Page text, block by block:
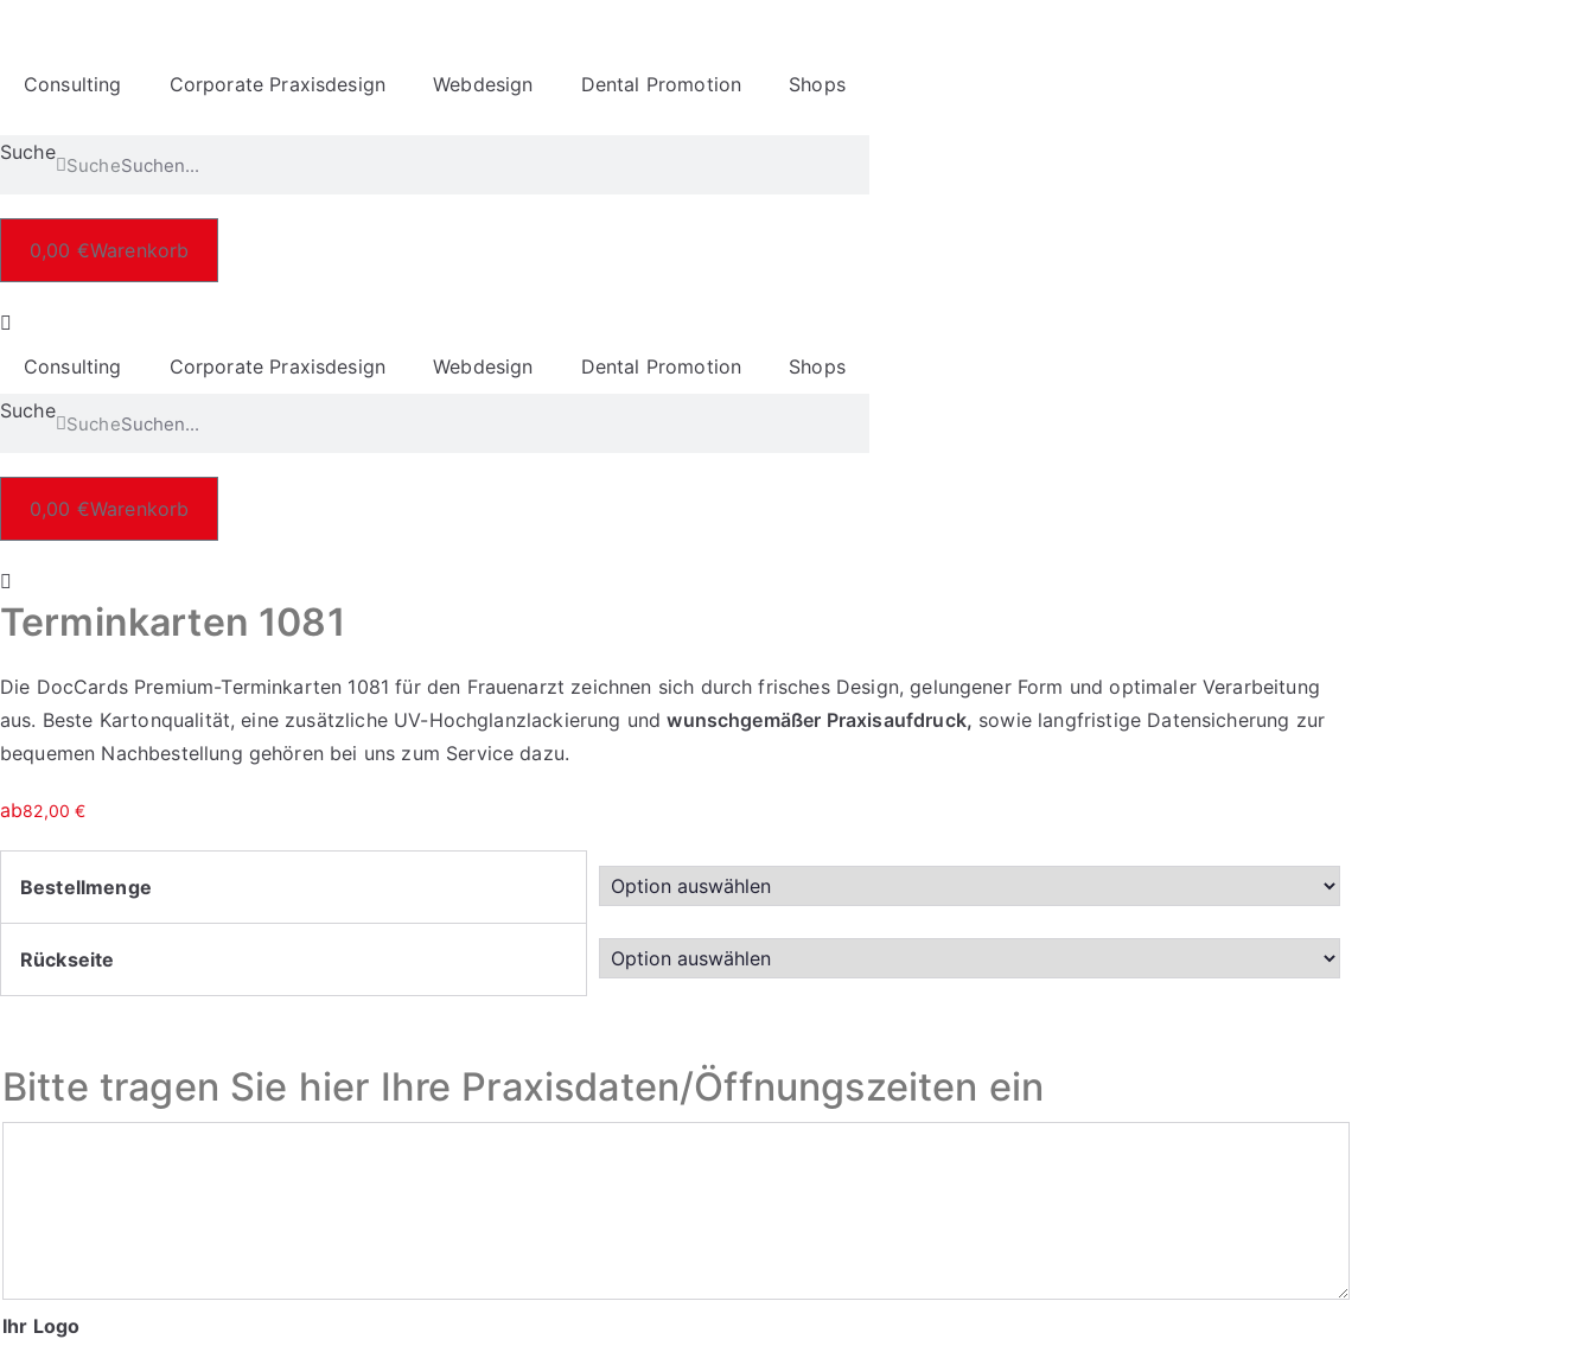
Consulting Corporate Praxisdesign Webdesign Dental Promotion Shops
Suche
Suche
0,00 €Warenkorb
Consulting Corporate Praxisdesign Webdesign Dental Promotion
Shops
Suche
Suche
0,00 €Warenkorb
Terminkarten 1081
Die DocCards Premium-Terminkarten 1081 für den Frauenarzt zeichnen sich durch frisches Design, gelungener Form und optimaler Verarbeitung
aus. Beste Kartonqualität, eine zusätzliche UV-Hochglanzlackierung undwunschgemäßer Praxisaufdruck, sowie langfristige Datensicherung zur
bequemen Nachbestellung gehören bei uns zum Service dazu.
ab82,00€
Bestellmenge
Rückseite
Bitte tragen Sie hier Ihre Praxisdaten/Öffnungszeiten ein
Praxisdaten/
Öffnungszeiten
Ihr Logo